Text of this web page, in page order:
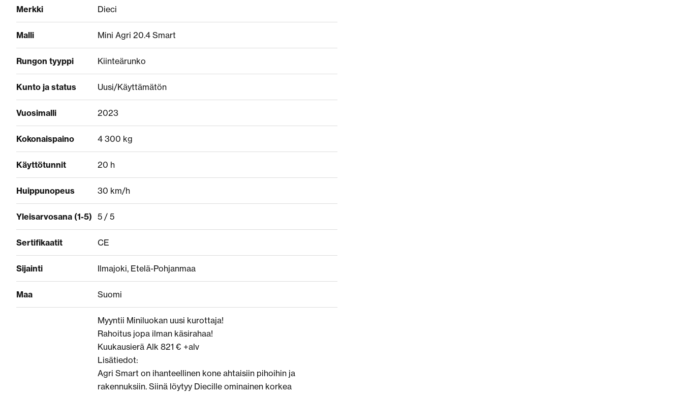
Merkki Dieci
Malli Mini Agri 20.4 Smart
Rungon tyyppi Kiinteärunko
Kunto ja status Uusi/Käyttämätön
Vuosimalli 2023
Kokonaispaino 4 300 kg
Käyttötunnit 20 h
Huippunopeus 30 km/h
Yleisarvosana (1-5) 5 / 5
Sertifikaatit CE
Sijainti Ilmajoki, Etelä-Pohjanmaa
Maa Suomi
Myyntii Miniluokan uusi kurottaja!
Rahoitus jopa ilman käsirahaa!
Kuukausierä Alk 821 € +alv
Lisätiedot:
Agri Smart on ihanteellinen kone ahtaisiin pihoihin ja
rakennuksiin. Siinä löytyy Diecille ominainen korkea